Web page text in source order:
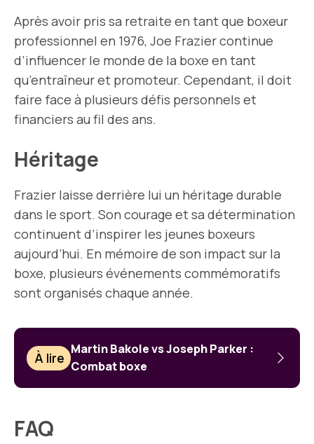
Après avoir pris sa retraite en tant que boxeur
professionnel en 1976, Joe Frazier continue
d’influencer le monde de la boxe en tant
qu’entraîneur et promoteur. Cependant, il doit
faire face à plusieurs défis personnels et
financiers au fil des ans.
Héritage
Frazier laisse derrière lui un héritage durable
dans le sport. Son courage et sa détermination
continuent d’inspirer les jeunes boxeurs
aujourd’hui. En mémoire de son impact sur la
boxe, plusieurs événements commémoratifs
sont organisés chaque année.
À lire
Martin Bakole vs Joseph Parker :
Combat boxe
FAQ